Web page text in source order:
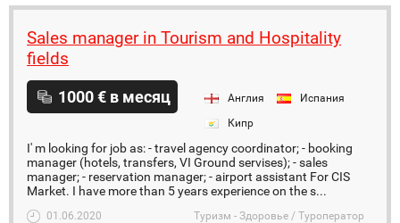
Sales manager in Tourism and Hospitality
fields
1000 € в месяц Англия
Испания
Кипр
I' m looking for job as: - travel agency coordinator; - booking
manager (hotels, transfers, VI Ground servises); - sales
manager; - reservation manager; - airport assistant For CIS
Market. I have more than 5 years experience on the s...
01.06.2020 Туризм - Здоровье / Туроператор